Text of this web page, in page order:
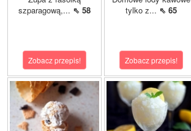
szparagową,... ⇖ 58
Zobacz przepis!
tylko z... ⇖ 65
Zobacz przepis!